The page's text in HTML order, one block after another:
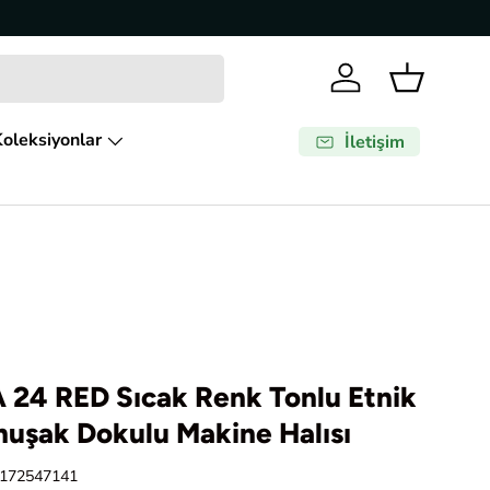
Giriş YapSepet
İletişim
24 RED Sıcak Renk Tonlu Etnik
Dokulu Makine Halısı